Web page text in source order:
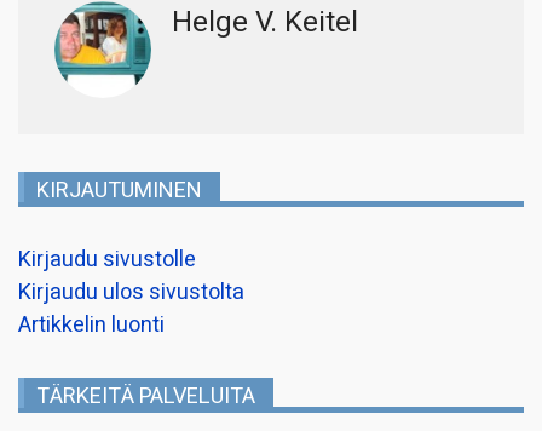
Helge V. Keitel
KIRJAUTUMINEN
Kirjaudu sivustolle
Kirjaudu ulos sivustolta
Artikkelin luonti
TÄRKEITÄ PALVELUITA